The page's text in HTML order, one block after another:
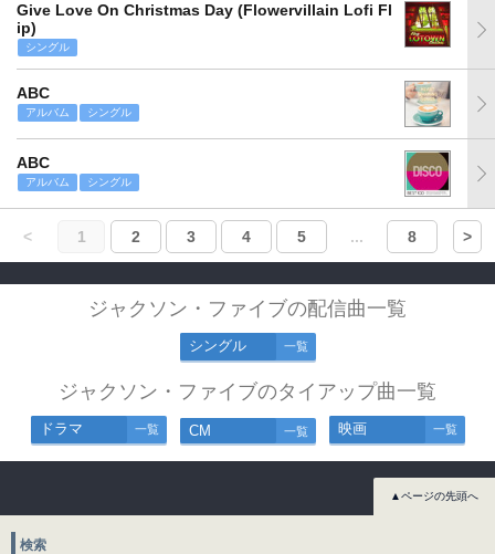
Give Love On Christmas Day (Flowervillain Lofi Fl
ip)
シングル
ABC
アルバム シングル
ABC
アルバム シングル
< 1 2 3 4 5 ... 8 >
ジャクソン・ファイブの配信曲一覧
シングル 一覧
ジャクソン・ファイブのタイアップ曲一覧
ドラマ 一覧 CM 一覧 映画 一覧
▲ページの先頭へ
検索